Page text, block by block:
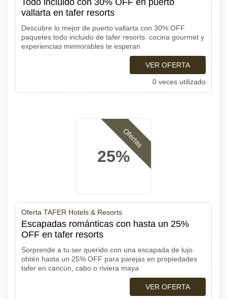
Todo incluido con 30% OFF en puerto
vallarta en tafer resorts
Descubre lo mejor de puerto vallarta con 30% OFF
paquetes todo incluido de tafer resorts. cocina gourmet y
experiencias memorables te esperan
VER OFERTA
0 veces utilizado
25%
Ofertas
Oferta TAFER Hotels & Resorts
Escapadas románticas con hasta un 25%
OFF en tafer resorts
Sorprende a tu ser querido con una escapada de lujo.
obtén hasta un 25% OFF para parejas en propiedades
tafer en cancún, cabo o riviera maya
VER OFERTA